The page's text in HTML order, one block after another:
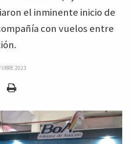
el inminente inicio de
con vuelos entre
2023